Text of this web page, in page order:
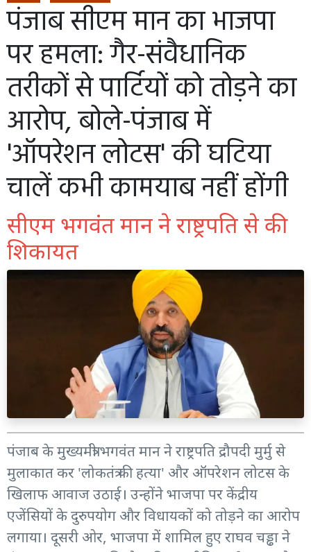
पंजाब सीएम मान का भाजपा
पर हमला: गैर-संवैधानिक
तरीकों से पार्टियों को तोड़ने का
आरोप, बोले-पंजाब में
'ऑपरेशन लोटस' की घटिया
चालें कभी कामयाब नहीं होंगी
सीएम भगवंत मान ने राष्ट्रपति से की
शिकायत
पंजाब के मुख्यमंत्री भगवंत मान ने राष्ट्रपति द्रौपदी मुर्मु से
मुलाकात कर 'लोकतंत्र की हत्या' और ऑपरेशन लोटस के
खिलाफ आवाज उठाई। उन्होंने भाजपा पर केंद्रीय
एजेंसियों के दुरुपयोग और विधायकों को तोड़ने का आरोप
लगाया। दूसरी ओर, भाजपा में शामिल हुए राघव चड्ढा ने